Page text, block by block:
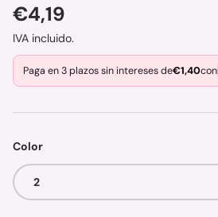
Precio normal
€4,19
IVA incluido.
Paga en 3 plazos sin intereses de€1,40con
Color
2